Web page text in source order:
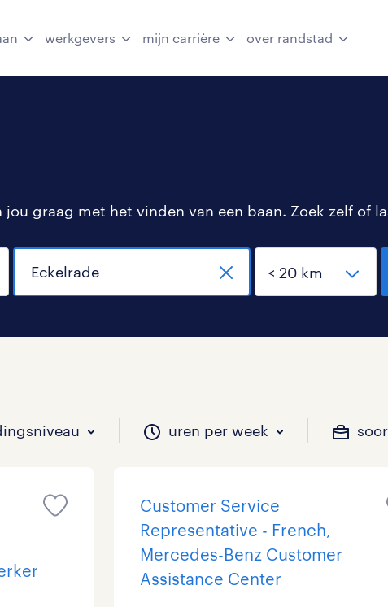
werkgevers mijn carrière over randstad
graag met het vinden van een baan. Zoek zelf of
uren per week
wil je werken?
je vacatures?
week wil je werken?
zou jij willen?
Customer Service
Representative - French,
Mercedes-Benz Customer
Assistance Center